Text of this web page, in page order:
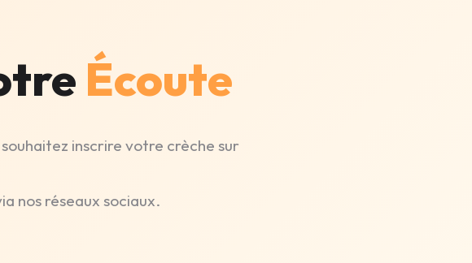
Écoute
inscrire votre crèche sur
nos réseaux sociaux.